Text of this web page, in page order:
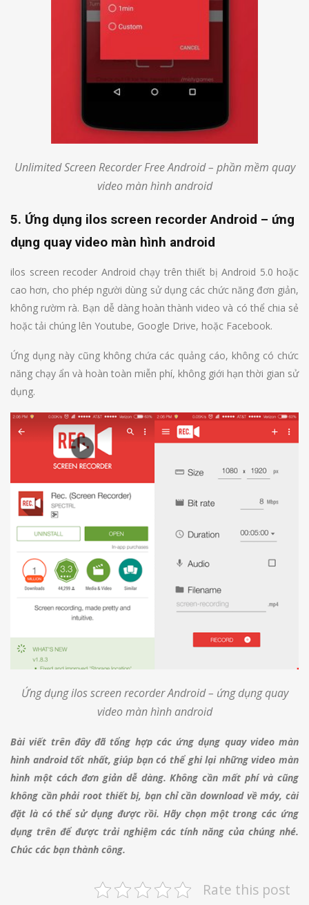
Unlimited Screen Recorder Free Android – phần mềm quay
video màn hình android
5. Ứng dụng ilos screen recorder Android – ứng
dụng quay video màn hình android
ilos screen recoder Android chạy trên thiết bị Android 5.0 hoặc
cao hơn, cho phép người dùng sử dụng các chức năng đơn giản,
không rườm rà. Bạn dễ dàng hoàn thành video và có thể chia sẻ
hoặc tải chúng lên Youtube, Google Drive, hoặc Facebook.
Ứng dụng này cũng không chứa các quảng cáo, không có chức
năng chạy ẩn và hoàn toàn miễn phí, không giới hạn thời gian sử
dụng.
Ứng dụng ilos screen recorder Android – ứng dụng quay
video màn hình android
Bài viết trên đây đã tổng hợp các ứng dụng quay video màn
hình android tốt nhất, giúp bạn có thể ghi lại những video màn
hình một cách đơn giản dễ dàng. Không cần mất phí và cũng
không cần phải root thiết bị, bạn chỉ cần download về máy, cài
đặt là có thể sử dụng được rồi. Hãy chọn một trong các ứng
dụng trên để được trải nghiệm các tính năng của chúng nhé.
Chúc các bạn thành công.
Rate this post